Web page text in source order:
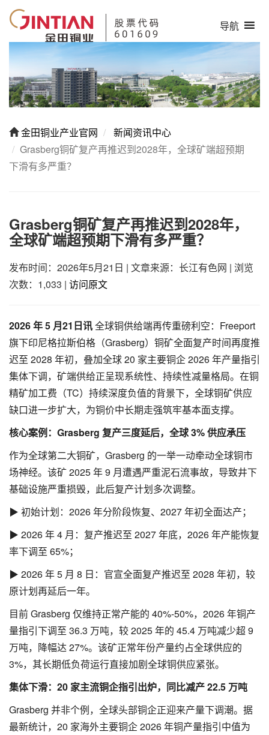
导航
金田铜业产业官网
新闻资讯中心
Grasberg铜矿复产再推迟到2028年，全球矿端超预期
下滑有多严重？
Grasberg铜矿复产再推迟到2028年，
全球矿端超预期下滑有多严重？
发布时间：2026年5月21日 | 文章来源：长江有色网 | 浏览
次数：1,033 | 访问原文
2026 年 5 月21日讯全球铜供给端再传重磅利空：Freeport
旗下印尼格拉斯伯格（Grasberg）铜矿全面复产时间再度推
迟至 2028 年初，叠加全球 20 家主要铜企 2026 年产量指引
集体下调，矿端供给正呈现系统性、持续性减量格局。在铜
精矿加工费（TC）持续深度负值的背景下，全球铜矿供应
缺口进一步扩大，为铜价中长期走强筑牢基本面支撑。
核心案例：Grasberg 复产三度延后，全球 3% 供应承压
作为全球第二大铜矿，Grasberg 的一举一动牵动全球铜市
场神经。该矿 2025 年 9 月遭遇严重泥石流事故，导致井下
基础设施严重损毁，此后复产计划多次调整。
▶ 初始计划：2026 年分阶段恢复、2027 年初全面达产；
▶ 2026 年 4 月：复产推迟至 2027 年底，2026 年产能恢复
率下调至 65%；
▶ 2026 年 5 月 8 日：官宣全面复产推迟至 2028 年初，较
原计划再延后一年。
目前 Grasberg 仅维持正常产能的 40%-50%，2026 年铜产
量指引下调至 36.3 万吨，较 2025 年的 45.4 万吨减少超 9
万吨，降幅达 27%。该矿正常年份产量约占全球供应的
3%，其长期低负荷运行直接加剧全球铜供应紧张。
集体下滑：20 家主流铜企指引出炉，同比减产 22.5 万吨
Grasberg 并非个例，全球头部铜企正迎来产量下调潮。据
最新统计，20 家海外主要铜企 2026 年铜产量指引中值为